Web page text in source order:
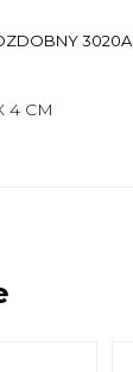
3020A
4 CM